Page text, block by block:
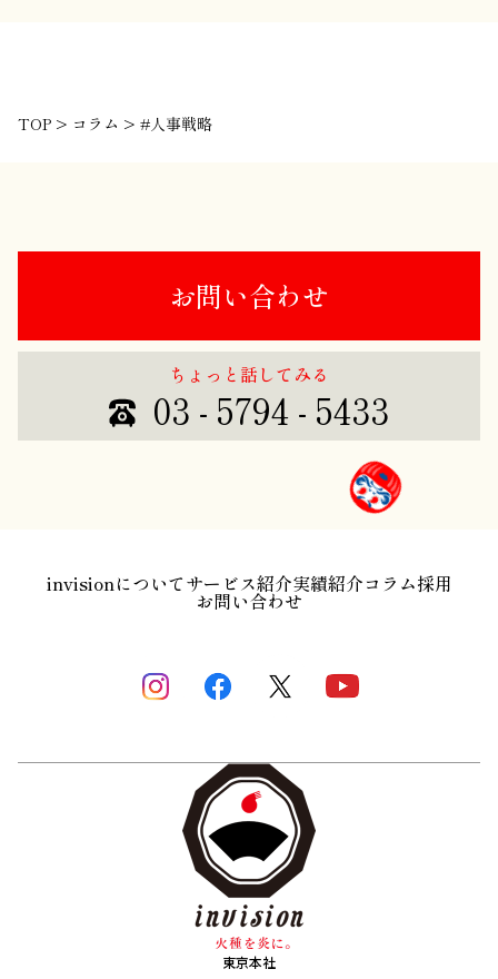
TOP > コラム > #人事戦略
お問い合わせ
ちょっと話してみる
03 - 5794 - 5433
invisionについてサービス紹介実績紹介コラム採用
お問い合わせ
東京本社